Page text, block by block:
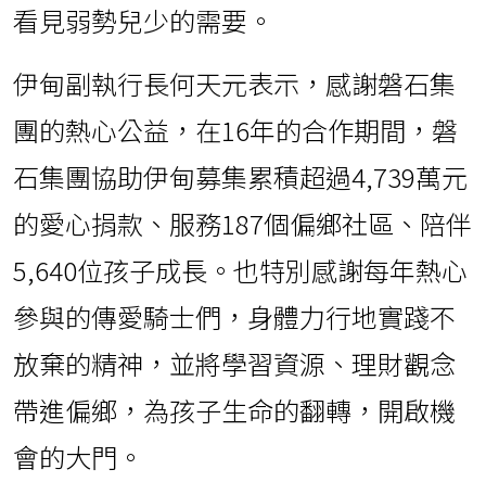
看見弱勢兒少的需要。
伊甸副執行長何天元表示，感謝磐石集
團的熱心公益，在16年的合作期間，磐
石集團協助伊甸募集累積超過4,739萬元
的愛心捐款、服務187個偏鄉社區、陪伴
5,640位孩子成長。也特別感謝每年熱心
參與的傳愛騎士們，身體力行地實踐不
放棄的精神，並將學習資源、理財觀念
帶進偏鄉，為孩子生命的翻轉，開啟機
會的大門。